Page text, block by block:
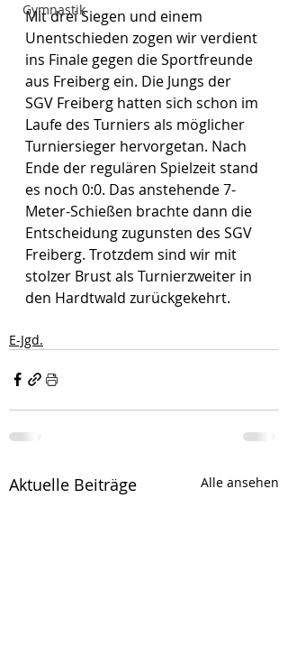
Gymnastik
Mit drei Siegen und einem
Unentschieden zogen wir verdient
ins Finale gegen die Sportfreunde
aus Freiberg ein. Die Jungs der
SGV Freiberg hatten sich schon im
Laufe des Turniers als möglicher
Turniersieger hervorgetan. Nach
Ende der regulären Spielzeit stand
es noch 0:0. Das anstehende 7-
Meter-Schießen brachte dann die
Entscheidung zugunsten des SGV
Freiberg. Trotzdem sind wir mit
stolzer Brust als Turnierzweiter in
den Hardtwald zurückgekehrt.
E-Jgd.
Aktuelle Beiträge Alle ansehen